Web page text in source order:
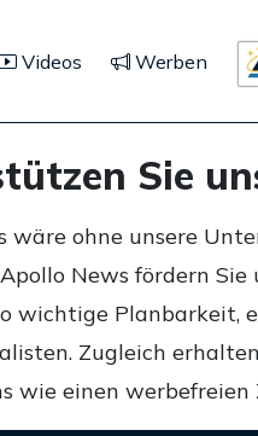
Videos Werben
Sie
wäre ohne unsere
News fördern
wichtige Planbarkeit,
Zugleich
wie einen